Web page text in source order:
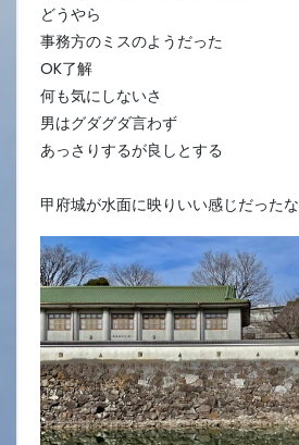
どうやら
事務方のミスのようだった
OK了解
何も気にしないさ
男はグダグダ言わず
あっさりするが良しとする
甲府城が水面に映りいい感じだったな